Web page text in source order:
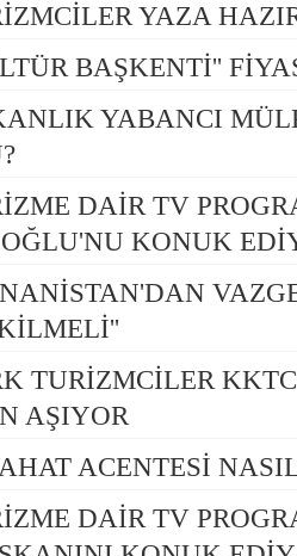
YAZA
BAŞKENTİ''
YABANCI
DAİR TV
KONUK
TURİZMCİLER
AŞIYOR
ACENTESİ
DAİR TV